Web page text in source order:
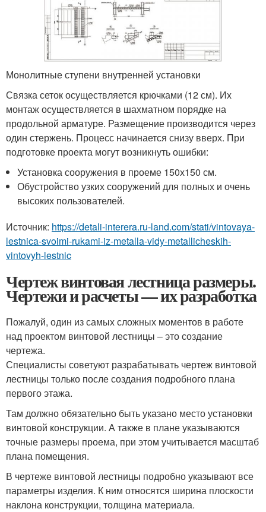
Монолитные ступени внутренней установки
Связка сеток осуществляется крючками (12 см). Их
монтаж осуществляется в шахматном порядке на
продольной арматуре. Размещение производится через
один стержень. Процесс начинается снизу вверх. При
подготовке проекта могут возникнуть ошибки:
Установка сооружения в проеме 150х150 см.
Обустройство узких сооружений для полных и очень
высоких пользователей.
Источник: https://detali-interera.ru-land.com/stati/vintovaya-
lestnica-svoimi-rukami-iz-metalla-vidy-metallicheskih-
vintovyh-lestnic
Чертеж винтовая лестница размеры.
Чертежи и расчеты — их разработка
Пожалуй, один из самых сложных моментов в работе
над проектом винтовой лестницы – это создание
чертежа.
Специалисты советуют разрабатывать чертеж винтовой
лестницы только после создания подробного плана
первого этажа.
Там должно обязательно быть указано место установки
винтовой конструкции. А также в плане указываются
точные размеры проема, при этом учитывается масштаб
плана помещения.
В чертеже винтовой лестницы подробно указывают все
параметры изделия. К ним относятся ширина плоскости
наклона конструкции, толщина материала.